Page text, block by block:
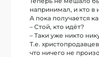
напринимал, и кто в
А пока получается
– Стой, кто идёт?
– Таки уже никто
Т.е.
что ничего не